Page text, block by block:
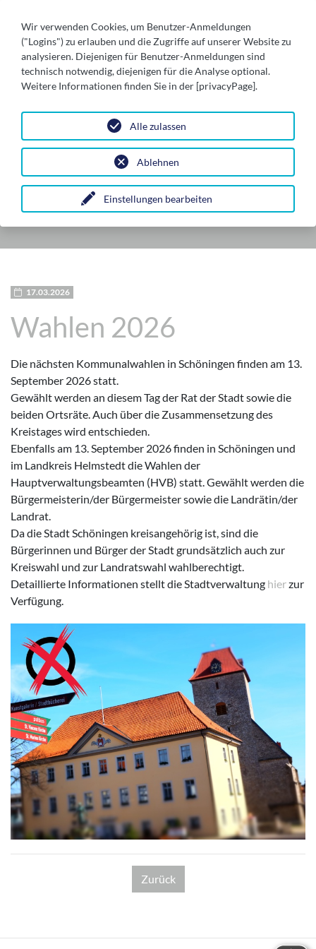
SCHÖNINGEN
17.03.2026
Wahlen 2026
Die nächsten Kommunalwahlen in Schöningen finden am 13.
September 2026 statt.
Gewählt werden an diesem Tag der Rat der Stadt sowie die
beiden Ortsräte. Auch über die Zusammensetzung des
Kreistages wird entschieden.
Ebenfalls am 13. September 2026 finden in Schöningen und
im Landkreis Helmstedt die Wahlen der
Hauptverwaltungsbeamten (HVB) statt. Gewählt werden die
Bürgermeisterin/der Bürgermeister sowie die Landrätin/der
Landrat.
Da die Stadt Schöningen kreisangehörig ist, sind die
Bürgerinnen und Bürger der Stadt grundsätzlich auch zur
Kreiswahl und zur Landratswahl wahlberechtigt.
Detaillierte Informationen stellt die Stadtverwaltung hierzur
Verfügung.
Zurück
Wir verwenden Cookies, um Benutzer-Anmeldungen
("Logins") zu erlauben und die Zugriffe auf unserer Website zu
analysieren. Diejenigen für Benutzer-Anmeldungen sind
technisch notwendig, diejenigen für die Analyse optional.
Weitere Informationen finden Sie in der [privacyPage].
Einstellungen bearbeiten
Ablehnen
Alle zulassen